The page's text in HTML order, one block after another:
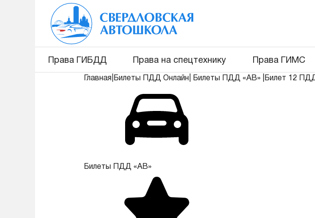
Права ГИБДД Права на спецтехнику Права ГИМС
Главная Билеты ПДД Онлайн Билеты ПДД «АВ» Билет 12
Билеты ПДД «АВ»